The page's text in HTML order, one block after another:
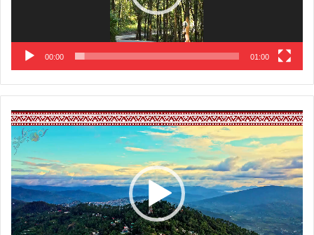
00:00 01:00
Video
Player